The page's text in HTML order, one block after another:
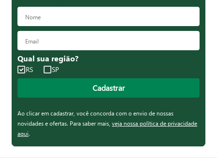
Qual sua região?
RS SP
Cadastrar
Ao clicar em cadastrar, você concorda com o envio de nossas
novidades e ofertas. Para saber mais, veja nossa política de privacidade
aqui.